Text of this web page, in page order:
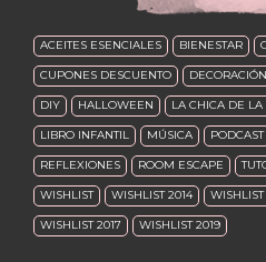
ACEITES ESENCIALES BIENESTAR
CUPONES DESCUENTO DECORACIÓN
DIY HALLOWEEN LA CHICA DE LA
LIBRO INFANTIL MÚSICA PODCAST
REFLEXIONES ROOM ESCAPE
WISHLIST WISHLIST 2014 WISHLIST
WISHLIST 2017 WISHLIST 2019